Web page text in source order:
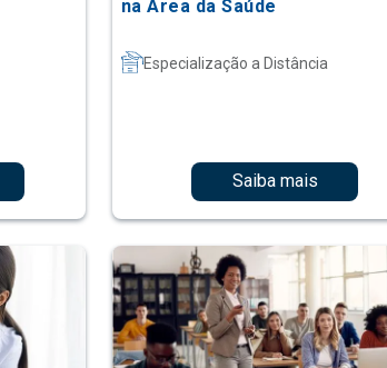
na Área da Saúde
Especialização a Distância
Saiba mais